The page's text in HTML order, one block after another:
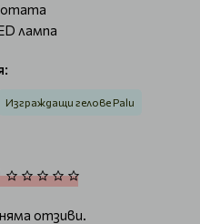
лампа
Изграждащи гелове Palu
отзиви.